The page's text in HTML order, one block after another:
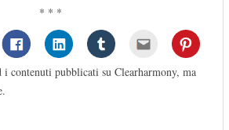
* * *
contenuti pubblicati su Clearharmony, ma